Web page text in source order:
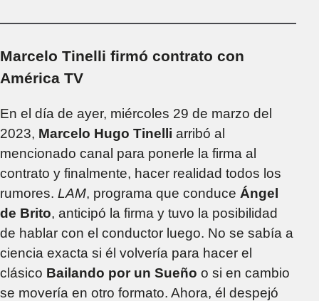
Marcelo Tinelli firmó contrato con
América TV
En el día de ayer, miércoles 29 de marzo del
2023, Marcelo Hugo Tinelli arribó al
mencionado canal para ponerle la firma al
contrato y finalmente, hacer realidad todos los
rumores. LAM, programa que conduce Ángel
de Brito, anticipó la firma y tuvo la posibilidad
de hablar con el conductor luego. No se sabía a
ciencia exacta si él volvería para hacer el
clásico Bailando por un Sueño o si en cambio
se movería en otro formato. Ahora, él despejó